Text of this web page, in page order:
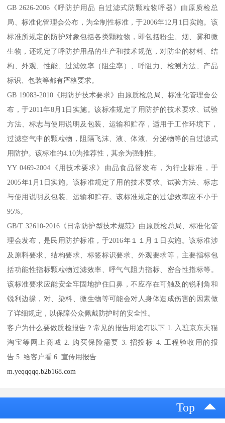
GB 2626-2006《呼防护用品 自过滤式防颗粒物呼器》由原质检总
局、标准化管理会公布，为全制性标准，于2006年12月1日实施。该
标准所规定的防护对象包括各类颗粒物，即包括粉尘、烟、雾和微
生物，还规定了呼防护用品的生产和技术规范，对防尘的材料、结
构、外观、性能、过滤效率（阻尘率）、呼阻力、检测方法、产品
标识、包装等都有严格要求。
GB 19083-2010《用防护技术要求》由原质检总局、标准化管理会公
布，于2011年8月1日实施。该标准规定了用防护的技术要求、试验
方法、标志与使用说明及包装、运输和贮存，适用于工作环境下，
过滤空气中的颗粒物，阻隔飞沫、液、体液、分泌物等的自过滤式
用防护。该标准的4.10为推荐性，其余为强制性。
YY 0469-2004《用技术要求》由品食品督发布，为行业标准，于
2005年1月1日实施。该标准规定了用的技术要求、试验方法、标志
与使用说明及包装、运输和贮存。该标准规定的过滤效率应不小于
95%。
GB/T 32610-2016《日常防护型技术规范》由原质检总局、标准化管
理会发布，是民用防护标准，于2016年１１月１日实施。该标准涉
及原料要求、结构要求、标签标识要求、外观要求等，主要指标包
括功能性指标颗粒物过滤效率、呼气气阻力指标、密合性指标等。
该标准要求应能安全牢固地护住口鼻，不应存在可触及的锐利角和
锐利边缘，对、染料、微生物等可能会对人身体造成伤害的因素做
了详细规定，以保障公众佩戴防护时的安全性。
客户为什么要做质检报告？常见的报告用途有以下 1. 入驻京东天猫
淘宝等网上商城 2. 购买保险需要 3. 招投标 4. 工程验收用的报
告 5. 给客户看 6. 宣传用报告
m.yeqqqqq.b2b168.com
Top